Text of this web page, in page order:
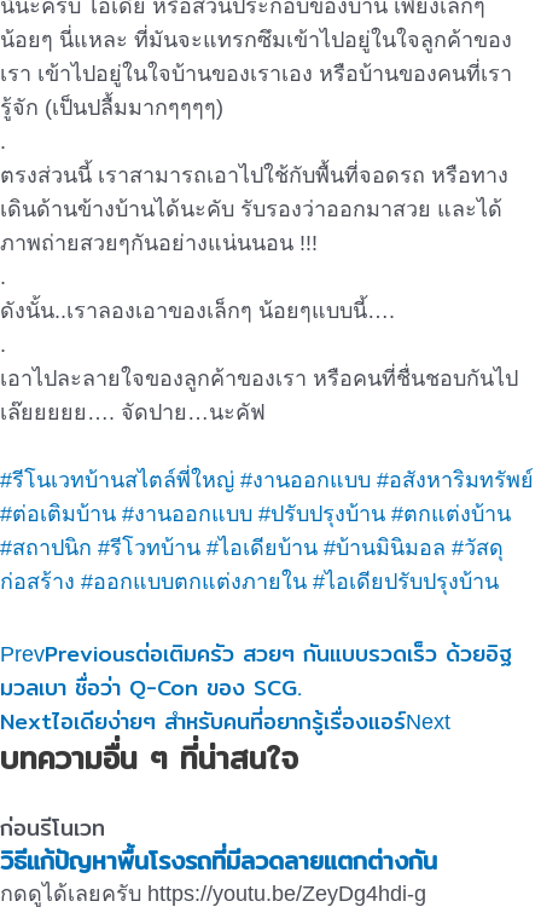
นี้นะครับ ไอเดีย หรือส่วนประกอบของบ้าน เพียงเล็กๆ
น้อยๆ นี่แหละ ที่มันจะแทรกซึมเข้าไปอยู่ในใจลูกค้าของ
เรา เข้าไปอยู่ในใจบ้านของเราเอง หรือบ้านของคนที่เรา
รู้จัก (เป็นปลื้มมากๆๆๆๆ)
.
ตรงส่วนนี้ เราสามารถเอาไปใช้กับพื้นที่จอดรถ หรือทาง
เดินด้านข้างบ้านได้นะคับ รับรองว่าออกมาสวย และได้
ภาพถ่ายสวยๆกันอย่างแน่นนอน !!!
.
ดังนั้น..เราลองเอาของเล็กๆ น้อยๆแบบนี้….
.
เอาไปละลายใจของลูกค้าของเรา หรือคนที่ชื่นชอบกันไป
เล๊ยยยยย…. จัดปาย…นะคัฟ
#รีโนเวทบ้านสไตล์พี่ใหญ่ #งานออกแบบ #อสังหาริมทรัพย์
#ต่อเติมบ้าน #งานออกแบบ #ปรับปรุงบ้าน #ตกแต่งบ้าน
#สถาปนิก #รีโวทบ้าน #ไอเดียบ้าน #บ้านมินิมอล #วัสดุ
ก่อสร้าง #ออกแบบตกแต่งภายใน #ไอเดียปรับปรุงบ้าน
PrevPreviousต่อเติมครัว สวยๆ กันแบบรวดเร็ว ด้วยอิฐ
มวลเบา ชื่อว่า Q-Con ของ SCG.
Nextไอเดียง่ายๆ สำหรับคนที่อยากรู้เรื่องแอร์Next
บทความอื่น ๆ ที่น่าสนใจ
ก่อนรีโนเวท
วิธีแก้ปัญหาพื้นโรงรถที่มีลวดลายแตกต่างกัน
กดดูได้เลยครับ https://youtu.be/ZeyDg4hdi-g